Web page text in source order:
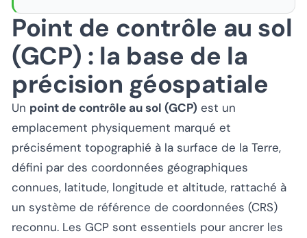
Point de contrôle au sol
(GCP) : la base de la
précision géospatiale
Un point de contrôle au sol (GCP) est un
emplacement physiquement marqué et
précisément topographié à la surface de la Terre,
défini par des coordonnées géographiques
connues, latitude, longitude et altitude, rattaché à
un système de référence de coordonnées (CRS)
reconnu. Les GCP sont essentiels pour ancrer les